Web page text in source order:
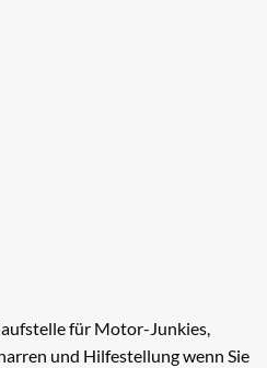
für Motor-Junkies,
und Hilfestellung wenn Sie